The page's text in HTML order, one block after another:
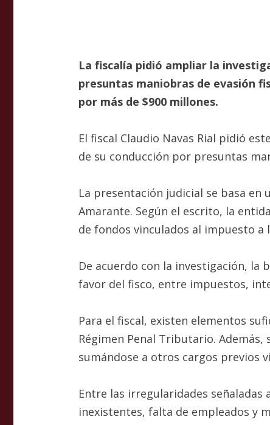
La fiscalía pidió ampliar la
presuntas maniobras de evasión
por más de $900 millones.
El fiscal Claudio Navas Rial pidió
de su conducción por presuntas
La presentación judicial se basa en
Amarante. Según el escrito, la
de fondos vinculados al impuesto a
De acuerdo con la investigación, la
favor del fisco, entre impuestos,
Para el fiscal, existen elementos
Régimen Penal Tributario.
sumándose a otros cargos previos
Entre las irregularidades
inexistentes, falta de empleados y